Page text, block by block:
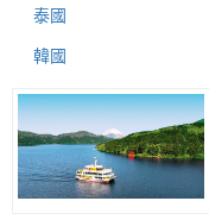
泰國
韓國